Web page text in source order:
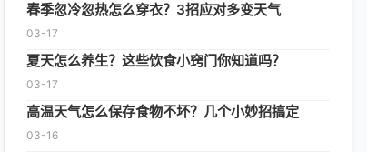
春季忽冷忽热怎么穿衣？3招应对多变天气
03-17
夏天怎么养生？这些饮食小窍门你知道吗？
03-17
高温天气怎么保存食物不坏？几个小妙招搞定
03-16